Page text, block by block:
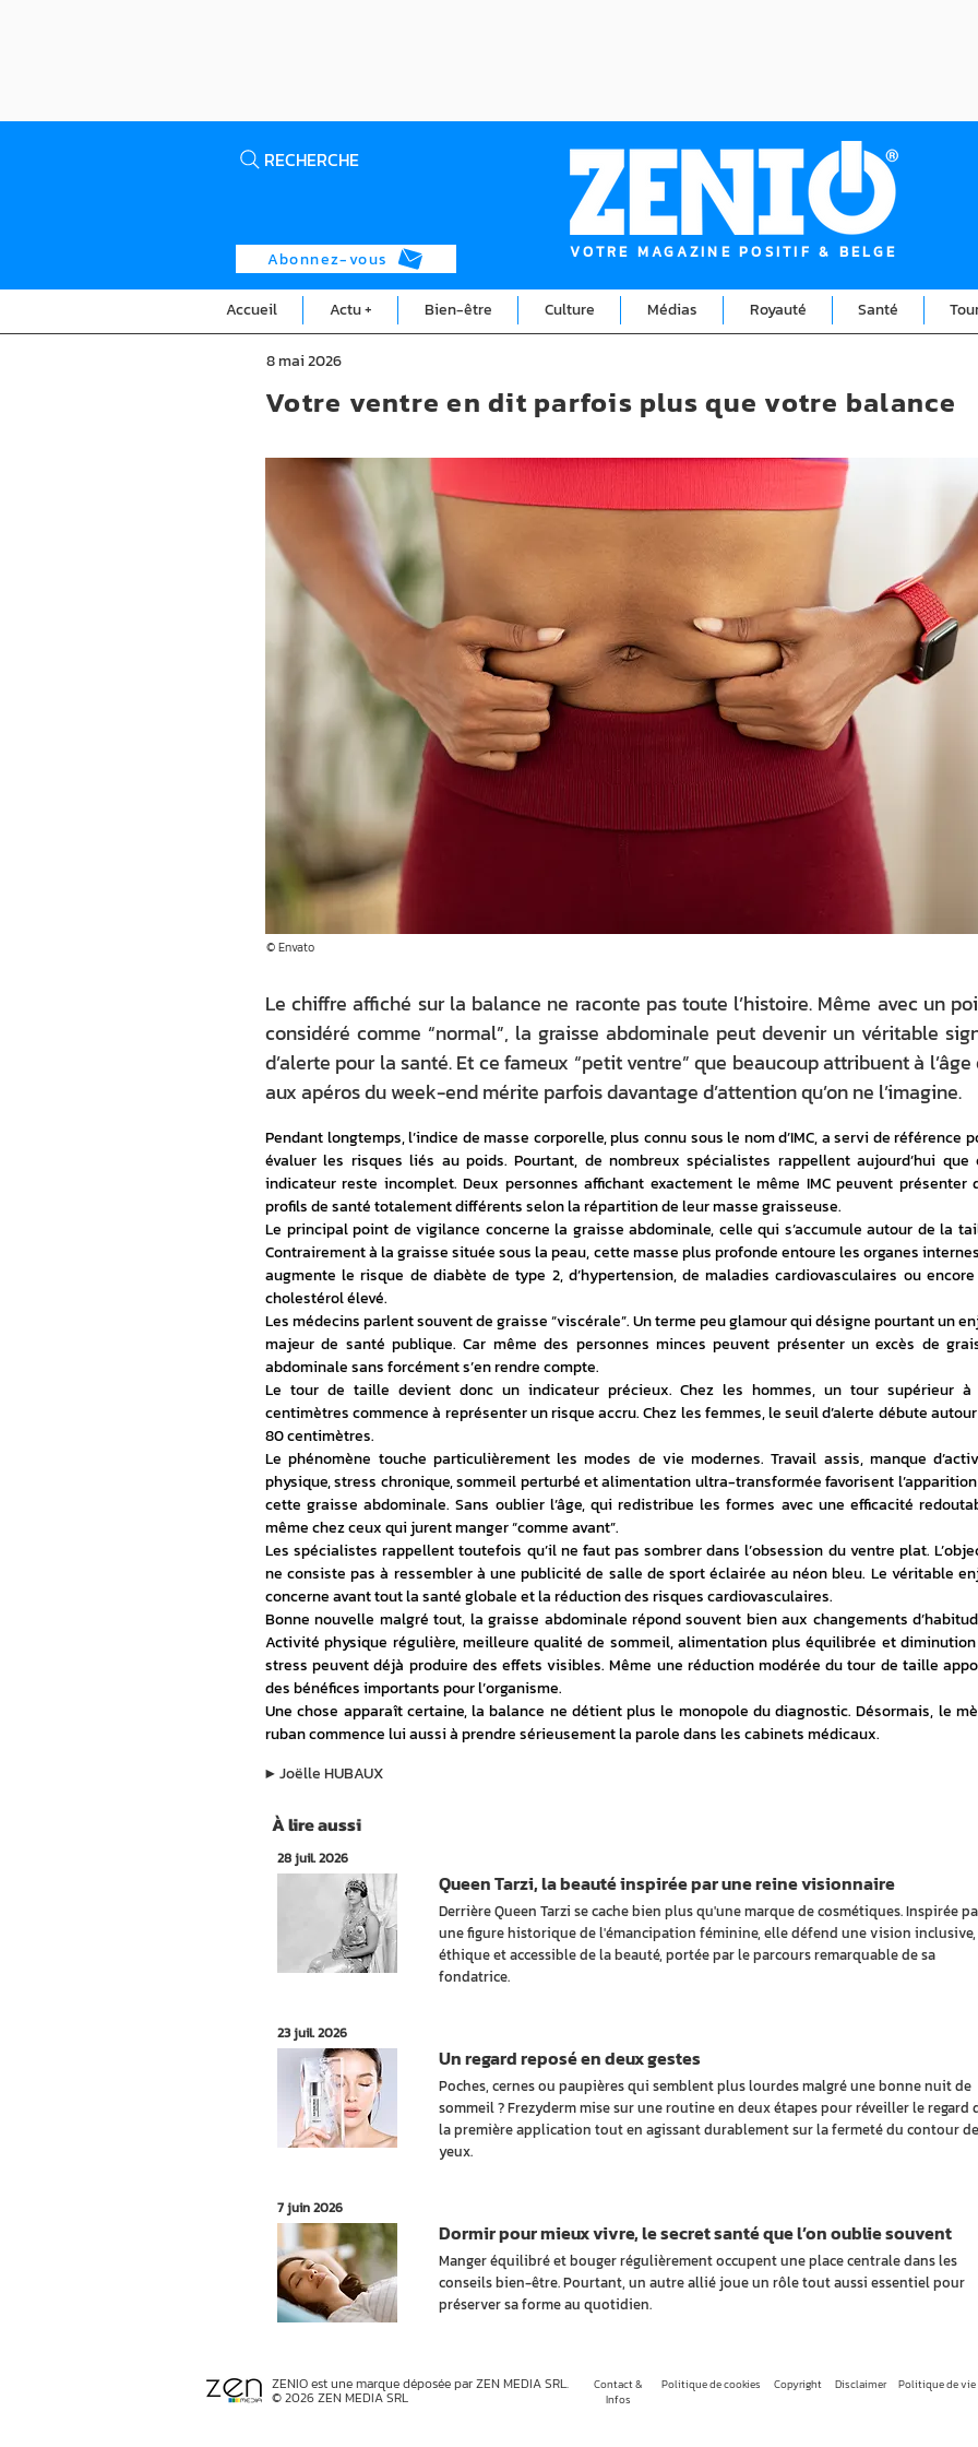
RECHERCHE
Abonnez-vous VOTRE MAGAZINE POSITIF & BELGE
Accueil Actu + Bien-être Culture Médias Royauté Santé
8 mai 2026
© Envato
Le chiffre affiché sur la balance ne raconte pas toute l’histoire. Même avec un
considéré comme “normal”, la graisse abdominale peut devenir un véritable
d’alerte pour la santé. Et ce fameux “petit ventre” que beaucoup attribuent à l’âge
aux apéros du week-end mérite parfois davantage d’attention qu’on ne l’imagine.
Pendant longtemps, l’indice de masse corporelle, plus connu sous le nom d’IMC, a servi de référence
évaluer les risques liés au poids. Pourtant, de nombreux spécialistes rappellent aujourd’hui que
indicateur reste incomplet. Deux personnes affichant exactement le même IMC peuvent présenter
profils de santé totalement différents selon la répartition de leur masse graisseuse.
Le principal point de vigilance concerne la graisse abdominale, celle qui s’accumule autour de la
Contrairement à la graisse située sous la peau, cette masse plus profonde entoure les organes
augmente le risque de diabète de type 2, d’hypertension, de maladies cardiovasculaires ou
cholestérol élevé.
Les médecins parlent souvent de graisse “viscérale”. Un terme peu glamour qui désigne pourtant un
majeur de santé publique. Car même des personnes minces peuvent présenter un excès de
abdominale sans forcément s’en rendre compte.
Le tour de taille devient donc un indicateur précieux. Chez les hommes, un tour supérieur à
centimètres commence à représenter un risque accru. Chez les femmes, le seuil d’alerte débute
80 centimètres.
Le phénomène touche particulièrement les modes de vie modernes. Travail assis, manque
physique, stress chronique, sommeil perturbé et alimentation ultra-transformée favorisent
cette graisse abdominale. Sans oublier l’âge, qui redistribue les formes avec une efficacité
même chez ceux qui jurent manger “comme avant”.
Les spécialistes rappellent toutefois qu’il ne faut pas sombrer dans l’obsession du ventre plat.
ne consiste pas à ressembler à une publicité de salle de sport éclairée au néon bleu. Le véritable
concerne avant tout la santé globale et la réduction des risques cardiovasculaires.
Bonne nouvelle malgré tout, la graisse abdominale répond souvent bien aux changements
Activité physique régulière, meilleure qualité de sommeil, alimentation plus équilibrée et
stress peuvent déjà produire des effets visibles. Même une réduction modérée du tour de taille
des bénéfices importants pour l’organisme.
Une chose apparaît certaine, la balance ne détient plus le monopole du diagnostic. Désormais, le
ruban commence lui aussi à prendre sérieusement la parole dans les cabinets médicaux.
Joëlle HUBAUX
▶︎
Votre ventre en dit parfois plus que votre balance
À lire aussi
28 juil. 2026
Derrière Queen Tarzi se cache bien plus qu'une marque de cosmétiques. Inspirée
une figure historique de l'émancipation féminine, elle défend une vision inclusive,
éthique et accessible de la beauté, portée par le parcours remarquable de sa
fondatrice.
Queen Tarzi, la beauté inspirée par une reine visionnaire
23 juil. 2026
Poches, cernes ou paupières qui semblent plus lourdes malgré une bonne nuit de
sommeil ? Frezyderm mise sur une routine en deux étapes pour réveiller le regard
la première application tout en agissant durablement sur la fermeté du contour
yeux.
Un regard reposé en deux gestes
7 juin 2026
Manger équilibré et bouger régulièrement occupent une place centrale dans les
conseils bien-être. Pourtant, un autre allié joue un rôle tout aussi essentiel pour
préserver sa forme au quotidien.
Dormir pour mieux vivre, le secret santé que l’on oublie souvent
ZENIO est une marque déposée par ZEN MEDIA SRL.
© 2026 ZEN MEDIA SRL
Copyright Disclaimer Politique de vie
Contact &
Infos
Politique de cookies